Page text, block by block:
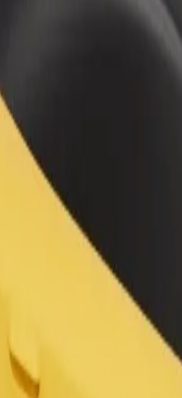
həftəlik
Restoran və ya mağaza əlavə
Daha çox müştəri cəlb edin və
istiqamətində necə səfər etmək
nöqtəsinə çatmağın ən yaxşı yolunu